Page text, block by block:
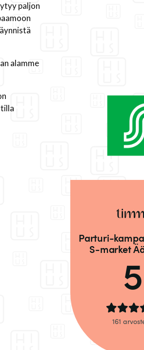
paljon
alamme